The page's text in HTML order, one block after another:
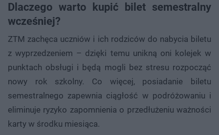
Dlaczego warto kupić bilet semestralny
wcześniej?
ZTM zachęca uczniów i ich rodziców do nabycia biletu
z wyprzedzeniem – dzięki temu unikną oni kolejek w
punktach obsługi i będą mogli bez stresu rozpocząć
nowy rok szkolny. Co więcej, posiadanie biletu
semestralnego zapewnia ciągłość w podróżowaniu i
eliminuje ryzyko zapomnienia o przedłużeniu ważności
karty w środku miesiąca.